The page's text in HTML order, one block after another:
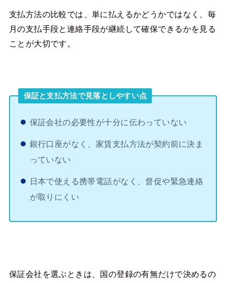
支払方法の比較では、単に払えるかどうかではなく、毎
月の支払手段と連絡手段が継続して確保できるかを見る
ことが大切です。
保証と支払方法で見落としやすい点
保証会社の必要性が十分に伝わっていない
銀行口座がなく、家賃支払方法が契約前に決ま
っていない
日本で使える携帯電話がなく、督促や緊急連絡
が取りにくい
保証会社を選ぶときは、国の登録の有無だけで決めるの